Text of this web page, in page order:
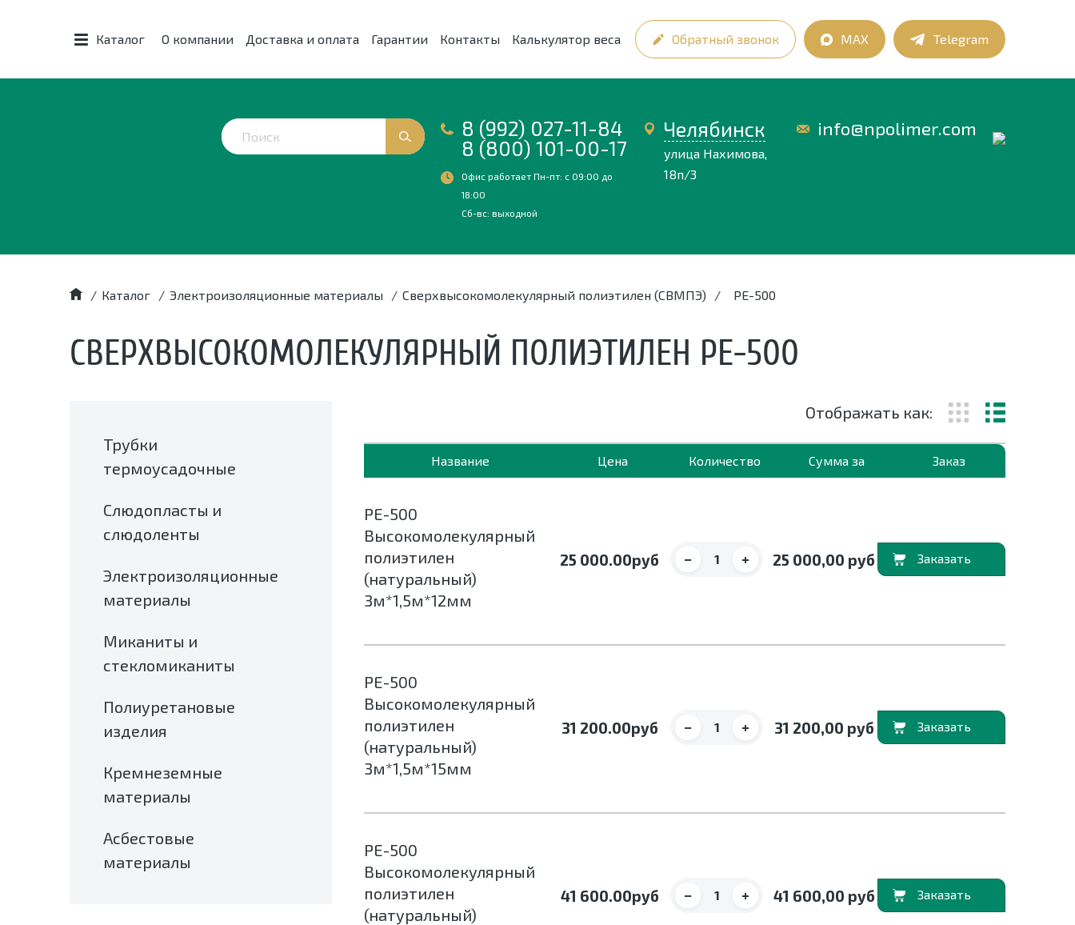
Каталог О компании Доставка и оплата Гарантии Контакты Калькулятор веса Обратный звонок MAX Telegram
8 (992) 027-11-84
8 (800) 101-00-17
Офис работает Пн-пт: с 09:00 до
18:00
Сб-вс: выходной
Челябинск
улица Нахимова,
18п/3
info@npolimer.com
/ Каталог / Электроизоляционные материалы / Сверхвысокомолекулярный полиэтилен (СВМПЭ) / РЕ-500
СВЕРХВЫСОКОМОЛЕКУЛЯРНЫЙ ПОЛИЭТИЛЕН РЕ-500
Отображать как:
Название Цена Количество Сумма за Заказ
РЕ-500
Высокомолекулярный
полиэтилен
(натуральный)
3м*1,5м*12мм
25 000.00руб − + 25 000,00 руб
В корзину
РЕ-500
Высокомолекулярный
полиэтилен
(натуральный)
3м*1,5м*15мм
31 200.00руб − + 31 200,00 руб
В корзину
РЕ-500
Высокомолекулярный
полиэтилен
(натуральный)
41 600.00руб − + 41 600,00 руб
В корзину
Трубки
термоусадочные
Слюдопласты и
слюдоленты
Электроизоляционные
материалы
Миканиты и
стекломиканиты
Полиуретановые
изделия
Кремнеземные
материалы
Асбестовые
материалы